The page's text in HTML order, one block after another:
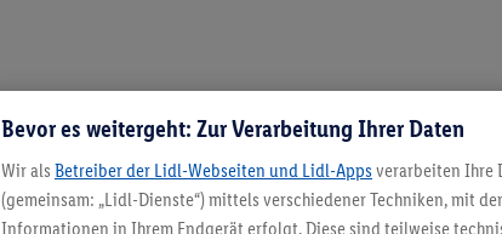
Bevor es weitergeht: Zur Verarbeitung Ihrer Daten
Wir als Betreiber der Lidl-Webseiten und Lidl-Apps verarbeiten Ihre
(gemeinsam: „Lidl-Dienste“) mittels verschiedener Techniken, mit
Informationen in Ihrem Endgerät erfolgt. Diese sind teilweise